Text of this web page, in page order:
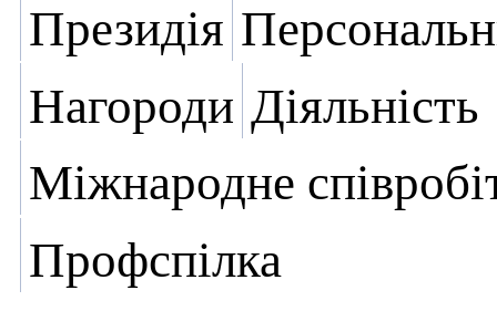
Президія
Нагороди Діяльність
Міжнародне
Профспілка